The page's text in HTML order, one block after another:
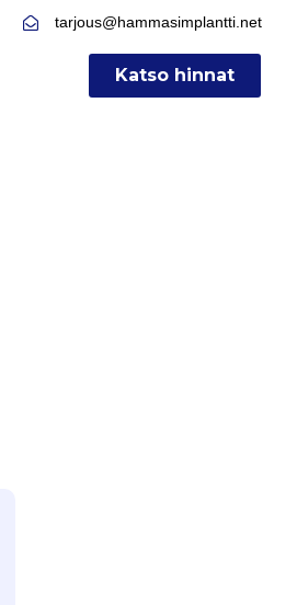
tarjous@hammasimplantti.net
Katso hinnat